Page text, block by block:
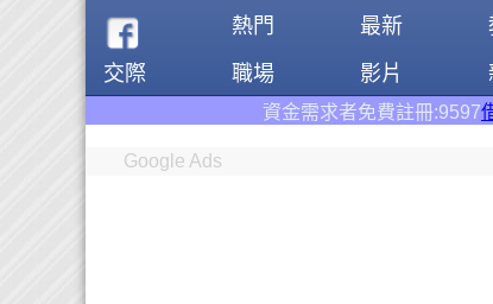
熱門 最新
交際
職場 影片
資金需求者免費註冊:9597借錢網。全台前
Google Ads